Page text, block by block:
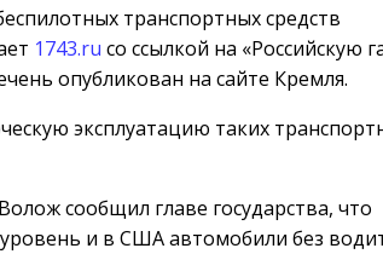
транспортных средств
1743.ru со ссылкой на «Российскую
опубликован на сайте Кремля.
эксплуатацию таких
сообщил главе государства, что
и в США автомобили без